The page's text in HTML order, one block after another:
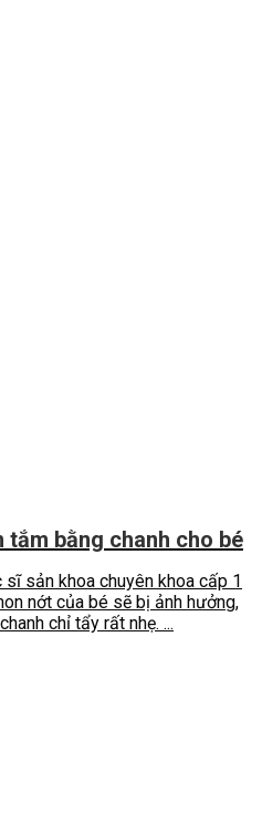
tắm bằng chanh cho bé
sản khoa chuyên khoa cấp 1
nớt của bé sẽ bị ảnh hưởng,
chỉ tẩy rất nhẹ. ...